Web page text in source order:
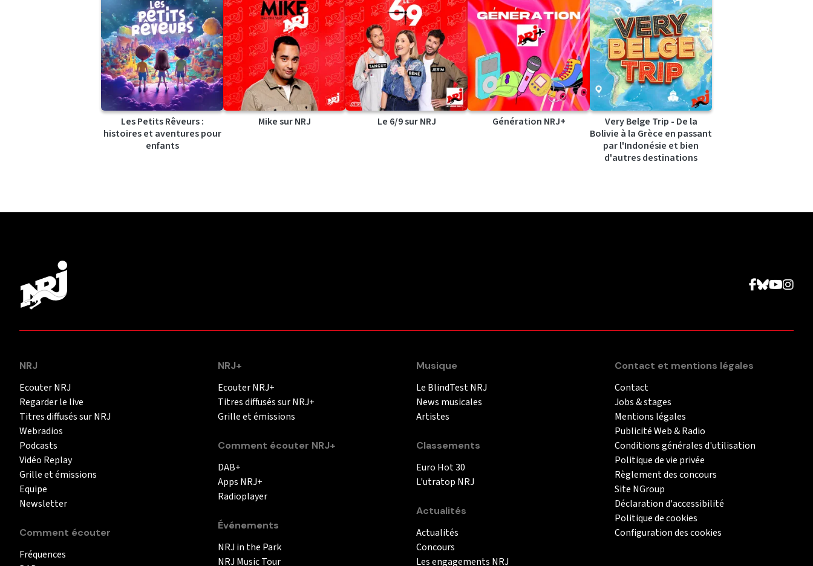
Les Petits Rêveurs :
histoires et aventures pour
enfants
Mike sur NRJ Le 6/9 sur NRJ Génération NRJ+
Very Belge Trip - De la
Bolivie à la Grèce en passant
par l'Indonésie et bien
d'autres destinations
NRJ
Ecouter NRJ
Regarder le live
Titres diffusés sur NRJ
Webradios
Podcasts
Vidéo Replay
Grille et émissions
Equipe
Newsletter
Comment écouter
Fréquences
NRJ+
Ecouter NRJ+
Titres diffusés sur NRJ+
Grille et émissions
Comment écouter NRJ+
DAB+
Apps NRJ+
Radioplayer
Événements
NRJ in the Park
NRJ Music Tour
Musique
Le BlindTest NRJ
News musicales
Artistes
Classements
Euro Hot 30
L'utratop NRJ
Actualités
Actualités
Concours
Les engagements NRJ
Contact et mentions légales
Contact
Jobs & stages
Mentions légales
Publicité Web & Radio
Conditions générales d'utilisation
Politique de vie privée
Règlement des concours
Site NGroup
Déclaration d'accessibilité
Politique de cookies
Configuration des cookies